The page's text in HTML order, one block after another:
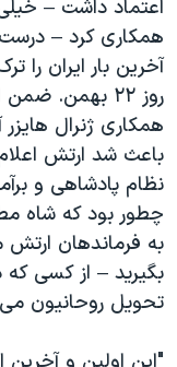
اعتماد داشت –
همکاری کرد –
آخرین بار ایران را
روز ۲۲ بهمن.
همکاری ژنرال
باعث شد ارتش
چطور بود که شاه
به فرماندهان
بگیرید – از کسی
تحویل روحانیون